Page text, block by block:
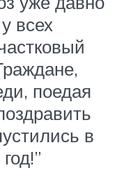
всех
поедая
в